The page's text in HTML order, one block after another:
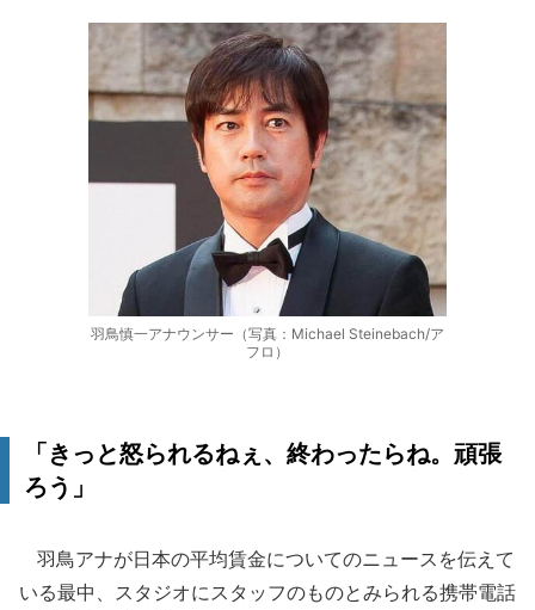
羽鳥慎一アナウンサー（写真：Michael Steinebach/ア
フロ）
「きっと怒られるねぇ、終わったらね。頑張
ろう」
羽鳥アナが日本の平均賃金についてのニュースを伝えて
いる最中、スタジオにスタッフのものとみられる携帯電話